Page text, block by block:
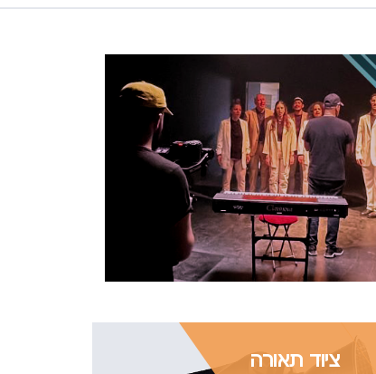
ציוד תאורה